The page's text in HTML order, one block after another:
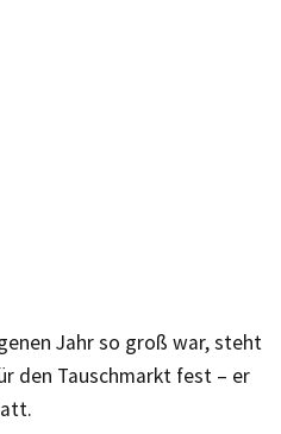
Jahr so groß war, steht
den Tauschmarkt fest – er